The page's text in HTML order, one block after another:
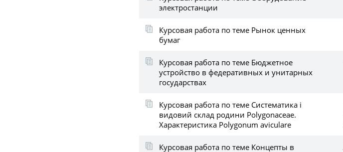
электростанции
Курсовая работа по теме Рынок ценных
бумаг
Курсовая работа по теме Бюджетное
устройство в федеративных и унитарных
государствах
Курсовая работа по теме Систематика і
видовий склад родини Polygonaceae.
Характеристика Polygonum aviculare
Курсовая работа по теме Концепты в